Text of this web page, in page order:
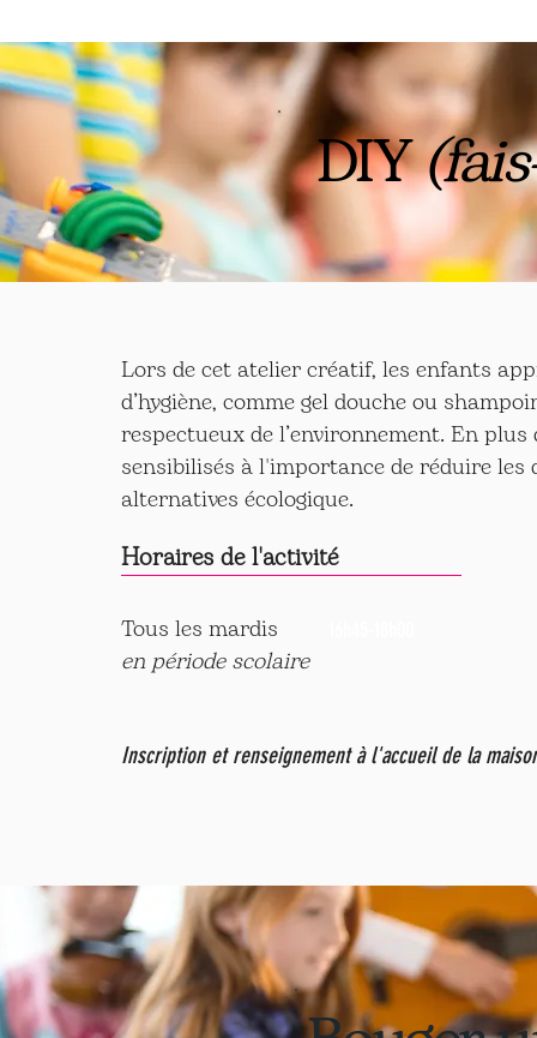
Lors de cet atelier créatif, les enfants
d’hygiène, comme gel douche ou
respectueux de l’environnement. En
sensibilisés à l'importance de réduire
alternatives écologique.
Tous les mardis
en période scolaire
Inscription et renseignement à l'accueil de la
Horaires de l'activité
DIY